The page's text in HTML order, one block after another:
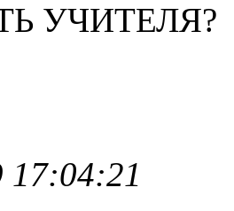
УЧИТЕЛЯ?
17:04:21